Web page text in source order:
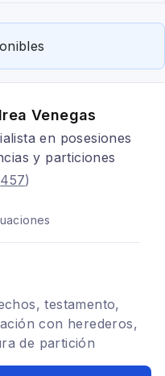
Venegas
en posesiones
y particiones
457)
testamento,
con herederos,
de partición